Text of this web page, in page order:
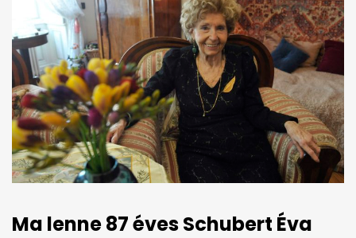
Ma lenne 87 éves Schubert Éva